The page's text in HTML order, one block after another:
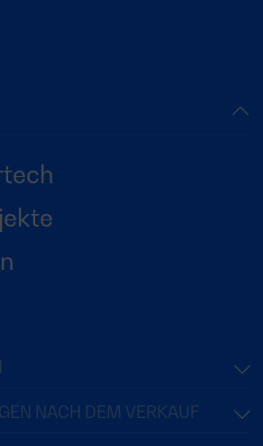
NACH DEM VERKAUF